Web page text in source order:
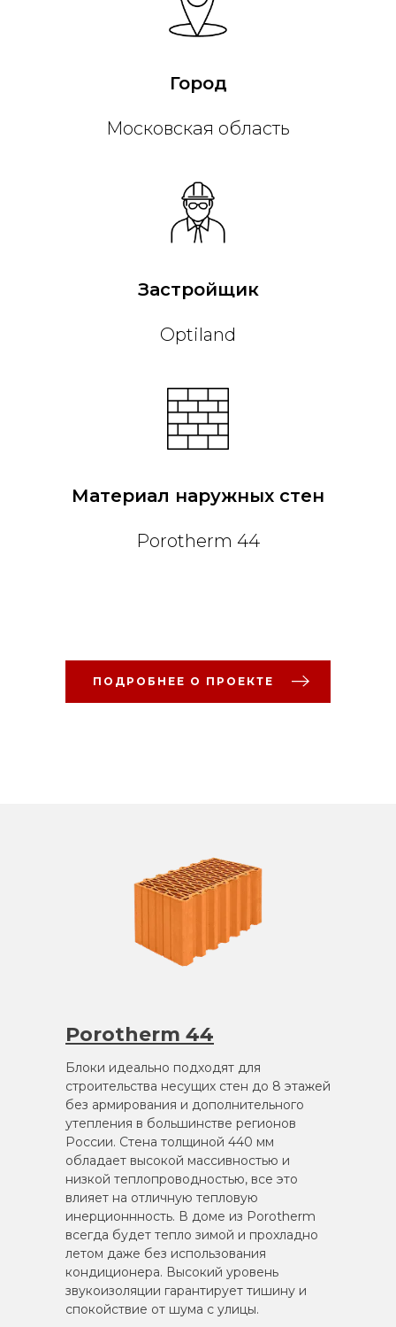
Город
Московская область
Застройщик
Optiland
Материал наружных стен
Porotherm 44
ПОДРОБНЕЕ О ПРОЕКТЕ
Блоки идеально подходят для
строительства несущих стен до 8 этажей
без армирования и дополнительного
утепления в большинстве регионов
России. Стена толщиной 440 мм
обладает высокой массивностью и
низкой теплопроводностью, все это
влияет на отличную тепловую
инерционнность. В доме из Porotherm
всегда будет тепло зимой и прохладно
летом даже без использования
кондиционера. Высокий уровень
звукоизоляции гарантирует тишину и
спокойствие от шума с улицы.
Porotherm 44